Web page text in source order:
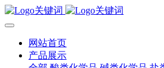
网站首页
产品展示